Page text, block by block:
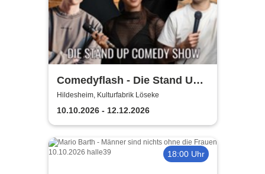
Comedyflash - Die Stand Up
Comedy Show in Hildesheim
Hildesheim, Kulturfabrik Löseke
10.10.2026 - 12.12.2026
18:00 Uhr